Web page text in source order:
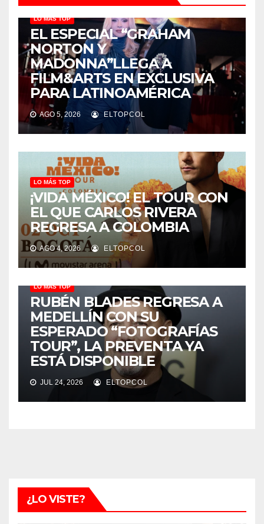
LO MÁS TOP
EL ESPECIAL “GRAHAM
NORTON Y
MADONNA”LLEGA A
FILM&ARTS EN EXCLUSIVA
PARA LATINOAMÉRICA
AGO 5, 2026 ELTOPCOL
LO MÁS TOP
¡VIDA MÉXICO! EL TOUR CON
EL QUE CARLOS RIVERA
REGRESA A COLOMBIA
AGO 4, 2026 ELTOPCOL
LO MÁS TOP
RUBÉN BLADES REGRESA A
MEDELLÍN CON SU
ESPERADO “FOTOGRAFÍAS
TOUR”, LA PREVENTA YA
ESTÁ DISPONIBLE
JUL 24, 2026 ELTOPCOL
¿LO VISTE?